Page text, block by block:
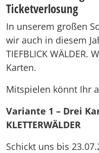
Ticketverlosung
In unserem großen
wir auch in diesem
TIEFBLICK
Karten.
Mitspielen könnt Ihr
Variante 1 – Drei
KLETTERWÄLDER
Schickt uns bis